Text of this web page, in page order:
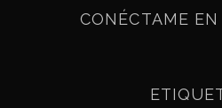
CONÉCTAME